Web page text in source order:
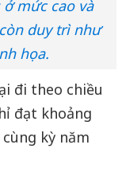
mức cao và
duy trì như
họa.
đi theo chiều
đạt khoảng
kỳ năm